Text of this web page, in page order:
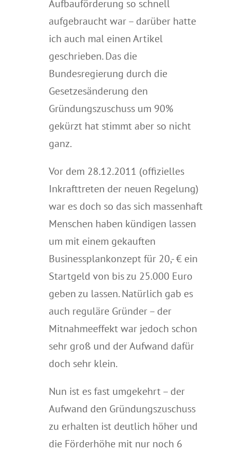
Aufbauförderung so schnell
aufgebraucht war – darüber hatte
ich auch mal einen Artikel
geschrieben. Das die
Bundesregierung durch die
Gesetzesänderung den
Gründungszuschuss um 90%
gekürzt hat stimmt aber so nicht
ganz.
Vor dem 28.12.2011 (offizielles
Inkrafttreten der neuen Regelung)
war es doch so das sich massenhaft
Menschen haben kündigen lassen
um mit einem gekauften
Businessplankonzept für 20,- € ein
Startgeld von bis zu 25.000 Euro
geben zu lassen. Natürlich gab es
auch reguläre Gründer – der
Mitnahmeeffekt war jedoch schon
sehr groß und der Aufwand dafür
doch sehr klein.
Nun ist es fast umgekehrt – der
Aufwand den Gründungszuschuss
zu erhalten ist deutlich höher und
die Förderhöhe mit nur noch 6